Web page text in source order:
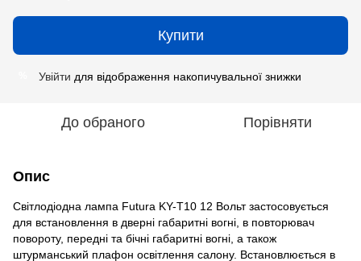
Купити
Увійти для відображення накопичувальної знижки
До обраного Порівняти
Опис
Світлодіодна лампа Futura KY-Т10 12 Вольт застосовується
для встановлення в дверні габаритні вогні, в повторювач
повороту, передні та бічні габаритні вогні, а також
штурманський плафон освітлення салону. Встановлюється в